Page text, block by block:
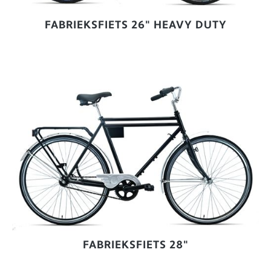
FABRIEKSFIETS 26" HEAVY DUTY
FABRIEKSFIETS 28"